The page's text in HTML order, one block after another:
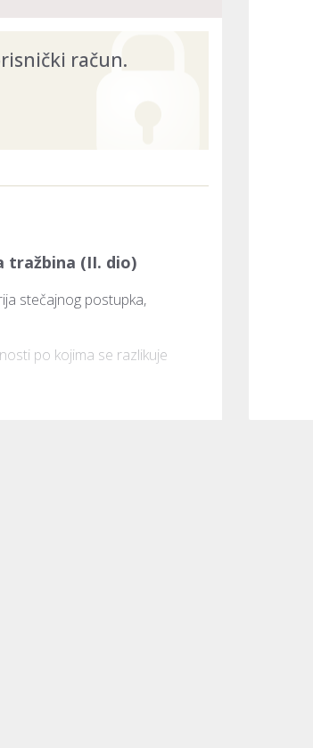
račun.
tražbina (II. dio)
stečajnog postupka,
po kojima se razlikuje